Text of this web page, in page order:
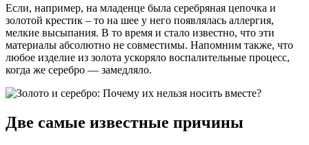
Если, например, на младенце была серебряная цепочка и
золотой крестик – то на шее у него появлялась аллергия,
мелкие высыпания. В то время и стало известно, что эти
материалы абсолютно не совместимы. Напомним также, что
любое изделие из золота ускоряло воспалительные процесс,
когда же серебро — замедляло.
Две самые известные причины